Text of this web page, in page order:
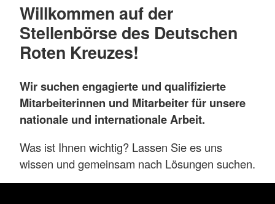
Willkommen auf der
Stellenbörse des Deutschen
Roten Kreuzes!
Wir suchen engagierte und qualifizierte
Mitarbeiterinnen und Mitarbeiter für unsere
nationale und internationale Arbeit.
Was ist Ihnen wichtig? Lassen Sie es uns
wissen und gemeinsam nach Lösungen suchen.